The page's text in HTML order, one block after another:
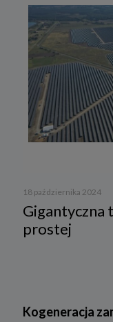
18 października 2024
Gigantyczna
prostej
Kogeneracja